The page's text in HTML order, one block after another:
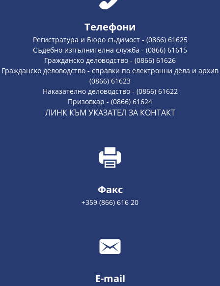
Телефони
Регистратура и Бюро съдимост - (0866) 61625
Съдебно изпълнителна служба - (0866) 61615
Гражданско деловодство - (0866) 61626
Гражданско деловодство - справки по електронни дела и архив
(0866) 61623
Наказателно деловодство - (0866) 61622
Призовкар - (0866) 61624
ЛИНК КЪМ УКАЗАТЕЛ ЗА КОНТАКТ
Факс
+359 (866) 616 20
E-mail